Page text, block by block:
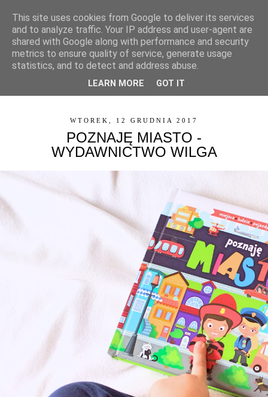
▼
WTOREK, 12 GRUDNIA 2017
POZNAJĘ MIASTO -
WYDAWNICTWO WILGA
This site uses cookies from Google to deliver its services
and to analyze traffic. Your IP address and user-agent are
shared with Google along with performance and security
metrics to ensure quality of service, generate usage
statistics, and to detect and address abuse.
LEARN MORE GOT IT